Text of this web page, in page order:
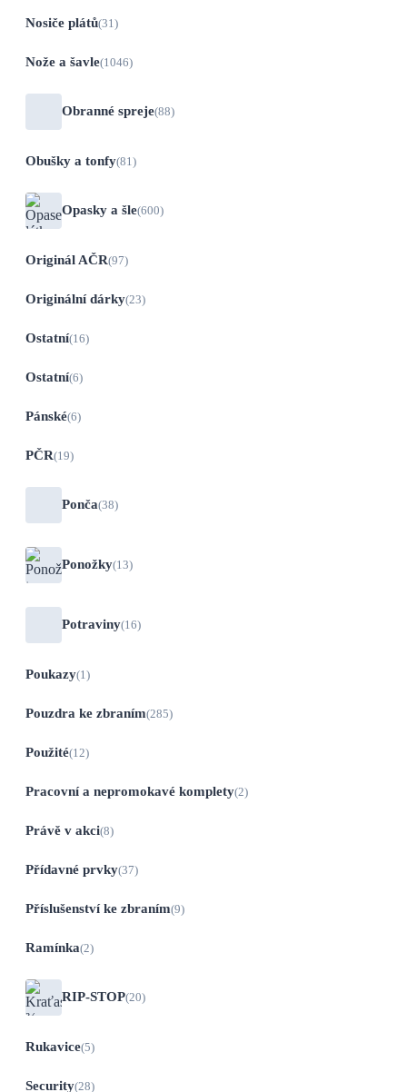
Nosiče plátů(31)
Nože a šavle(1046)
Obranné spreje(88)
Obušky a tonfy(81)
Opasky a šle(600)
Originál AČR(97)
Originální dárky(23)
Ostatní(16)
Ostatní(6)
Pánské(6)
PČR(19)
Ponča(38)
Ponožky(13)
Potraviny(16)
Poukazy(1)
Pouzdra ke zbraním(285)
Použité(12)
Pracovní a nepromokavé komplety(2)
Právě v akci(8)
Přídavné prvky(37)
Příslušenství ke zbraním(9)
Ramínka(2)
RIP-STOP(20)
Rukavice(5)
Security(28)